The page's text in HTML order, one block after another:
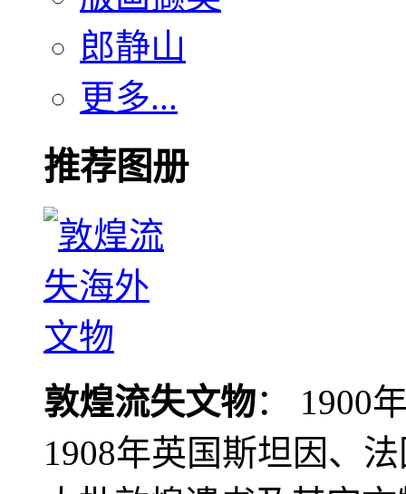
郎静山
更多...
推荐图册
敦煌流失文物： 1900
1908年英国斯坦因、